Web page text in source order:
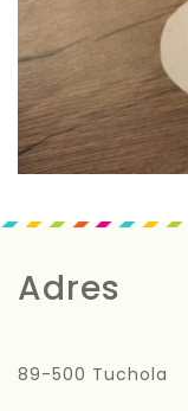
Adres
89-500 Tuchola